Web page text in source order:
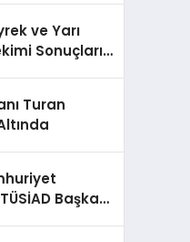
ve Yarı
Sonuçları
Turan
Başkanı